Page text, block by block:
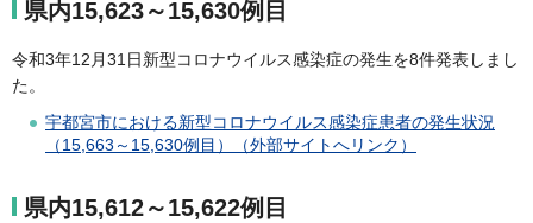
県内15,623～15,630例目
令和3年12月31日新型コロナウイルス感染症の発生を8件発表しまし
た。
宇都宮市における新型コロナウイルス感染症患者の発生状況
（15,663～15,630例目）（外部サイトへリンク）
県内15,612～15,622例目